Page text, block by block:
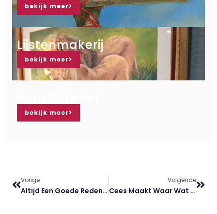
bekijk meer
Lijstenmakerij
bekijk meer
bekijk meer
Vorige
Altijd Een Goede Reden Om Een Keer Binnen Te Lopen
Volgende
Cees Maakt Waar Wat Wij Zoeken